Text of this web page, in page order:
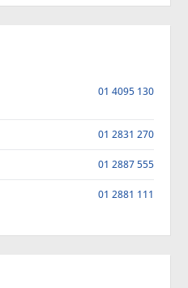
01 4095 130
01 2831 270
01 2887 555
01 2881 111